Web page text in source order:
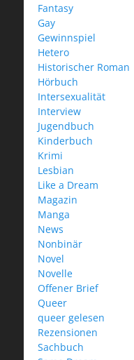
Fantasy
Gay
Gewinnspiel
Hetero
Historischer Roman
Hörbuch
Intersexualität
Interview
Jugendbuch
Kinderbuch
Krimi
Lesbian
Like a Dream
Magazin
Manga
News
Nonbinär
Novel
Novelle
Offener Brief
Queer
queer gelesen
Rezensionen
Sachbuch